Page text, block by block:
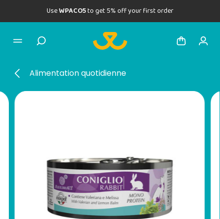
UseWPACO5to get 5% off your first order
Alimentation quotidienne